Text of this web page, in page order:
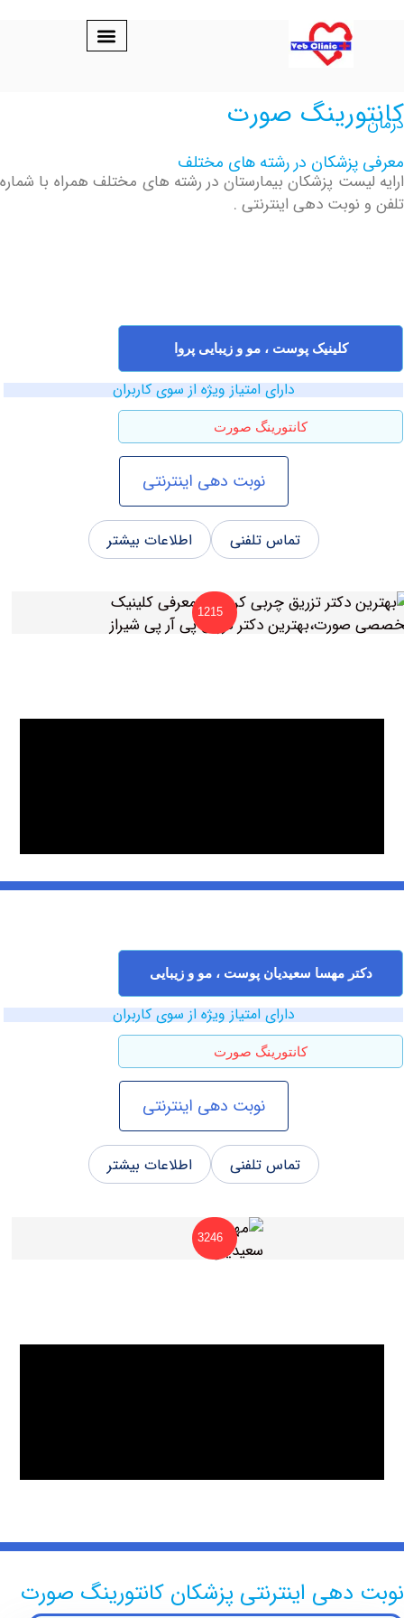
صورت
در رشته های مختلف
پزشکان بیمارستان در رشته های مختلف همراه با شماره
دهی اینترنتی .
کلینیک پوست ، مو و زیبایی پروا
دارای امتیاز ویژه از سوی کاربران
کانتورینگ صورت
نوبت دهی اینترنتی
تماس تلفنی اطلاعات بیشتر
1215
مهسا سعیدیان پوست ، مو و زیبایی
دارای امتیاز ویژه از سوی کاربران
کانتورینگ صورت
نوبت دهی اینترنتی
تماس تلفنی اطلاعات بیشتر
3246
اینترنتی پزشکان کانتورینگ صورت